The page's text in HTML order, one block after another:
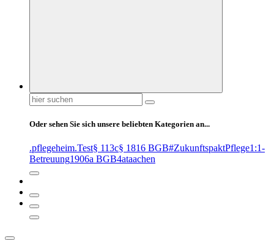
Suchen
nach:
Oder sehen Sie sich unsere beliebten Kategorien an...
.pflegeheim.Test§ 113c§ 1816 BGB#ZukunftspaktPflege1:1-
Betreuung1906a BGB4ataachen